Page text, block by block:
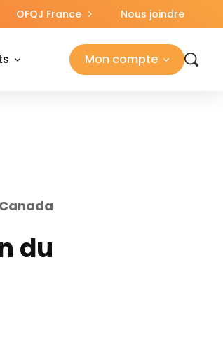
OFQJ France Nous joindre
Mon compte
du